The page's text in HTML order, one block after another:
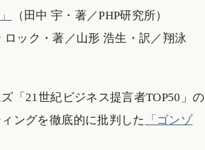
（田中 宇・著／PHP研究所）
ロック・著／山形 浩生・訳／翔泳
「21世紀ビジネス提言者TOP50」の
ングを徹底的に批判した
「ゴンゾ